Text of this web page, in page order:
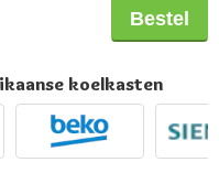
Bestel
koelkasten